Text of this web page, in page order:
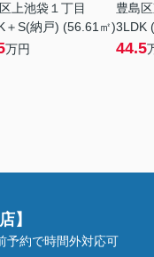
上池袋１丁目
＋S(納戸) (56.61㎡)
万円
豊島
3LDK
44.5
】
約で時間外対応可